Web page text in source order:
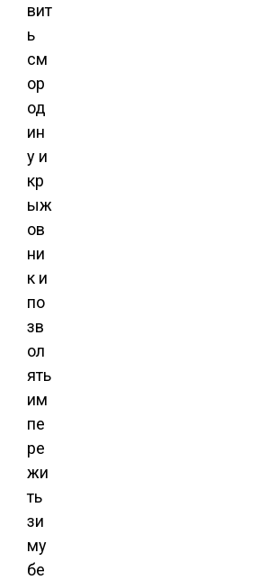
вит
ь
см
ор
од
ин
у и
кр
ыж
ов
ни
к и
по
зв
ол
ять
им
пе
ре
жи
ть
зи
му
бе